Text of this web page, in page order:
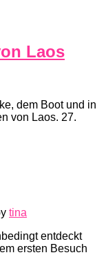
Laos
dem Boot und in
von Laos. 27.
tina
entdeckt
ersten Besuch